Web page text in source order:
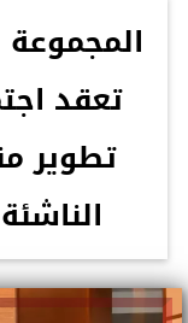
المجموعة
تعقد
تطوير